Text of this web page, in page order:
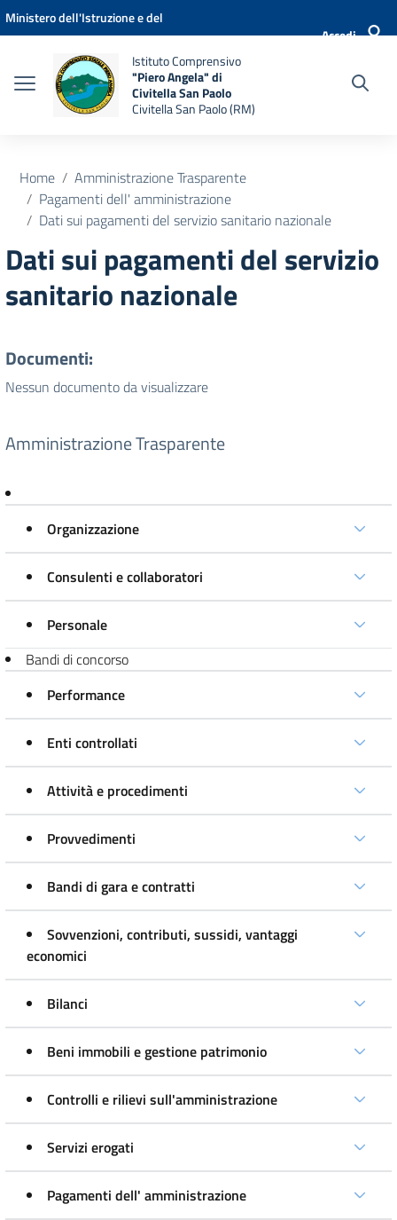
Vai ai contenuti
Vai al menu di navigazione
Vai al footer
Ministero dell'Istruzione e del
Accedi
Istituto Comprensivo
"Piero Angela" di
Civitella San Paolo
Civitella San Paolo (RM)
Home
Amministrazione Trasparente
Pagamenti dell' amministrazione
Dati sui pagamenti del servizio sanitario nazionale
Dati sui pagamenti del servizio
sanitario nazionale
Documenti:
Nessun documento da visualizzare
Amministrazione Trasparente
Organizzazione
Consulenti e collaboratori
Personale
Bandi di concorso
Performance
Enti controllati
Attività e procedimenti
Provvedimenti
Bandi di gara e contratti
Sovvenzioni, contributi, sussidi, vantaggi
economici
Bilanci
Beni immobili e gestione patrimonio
Controlli e rilievi sull'amministrazione
Servizi erogati
Pagamenti dell' amministrazione